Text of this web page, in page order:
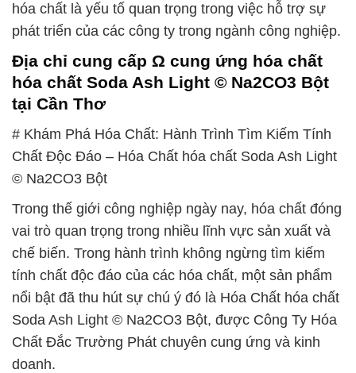
hóa chất là yếu tố quan trọng trong việc hỗ trợ sự
phát triển của các công ty trong ngành công nghiệp.
Địa chỉ cung cấp Ω cung ứng hóa chất
hóa chất Soda Ash Light © Na2CO3 Bột
tại Cần Thơ
# Khám Phá Hóa Chất: Hành Trình Tìm Kiếm Tính
Chất Độc Đáo – Hóa Chất hóa chất Soda Ash Light
© Na2CO3 Bột
Trong thế giới công nghiệp ngày nay, hóa chất đóng
vai trò quan trọng trong nhiều lĩnh vực sản xuất và
chế biến. Trong hành trình không ngừng tìm kiếm
tính chất độc đáo của các hóa chất, một sản phẩm
nổi bật đã thu hút sự chú ý đó là Hóa Chất hóa chất
Soda Ash Light © Na2CO3 Bột, được Công Ty Hóa
Chất Đắc Trường Phát chuyên cung ứng và kinh
doanh.